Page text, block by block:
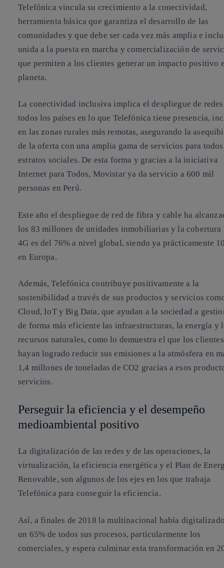
Telefónica vincula su crecimiento a la conectividad,
herramienta básica que garantiza el desarrollo de las
comunidades y que debe ser cada vez más amplia e
unida a la puesta en marcha y comercialización de
que permiten a los clientes generar un impacto positivo
planeta.
La conectividad inclusiva implica el despliegue de
todos los países en lo que Telefónica tiene presencia,
en las zonas rurales más remotas, asegurando la
de la oferta con una amplia gama de servicios para
estratos sociales. De esta forma y gracias a la iniciativa
Internet para Todos, Movistar ya da servicio a 600 mil
personas en Perú.
Este año el despliegue de red de fibra y cable ha
los 83 millones de unidades inmobiliariasy la cobertura
4G es del 76% a nivel global, siendo ya prácticamente
en Europa.
Además, Telefónica contribuye positivamente a la
sostenibilidad a través de sus productos y servicios
Cloud, IoT y Big Data, que ayudan a la sociedad a
de forma más eficiente las infraestructuras, la energía y
recursos naturales, como lo demuestra el que los clientes
hayan logrado reducir sus emisiones a la atmósfera en
1,4 millones de toneladas de CO2 gracias a esos
servicios.
Perseguir la eficiencia y el desempeño
medioambiental positivo
La digitalización de las redes y de las operaciones, la
virtualización, la eficiencia energética y el Plan de
Renovable, son algunos de los ejes en los que trabaja
Telefónica para conseguir la eficiencia.
Así, a finales de 2018 la multinacional había
un 65% de todos sus procesos, particularmente los
comerciales, y espera culminar esta transformación en